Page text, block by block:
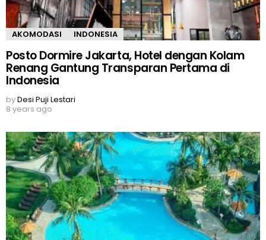
AKOMODASI INDONESIA
Posto Dormire Jakarta, Hotel dengan Kolam
Renang Gantung Transparan Pertama di
Indonesia
byDesi Puji Lestari
8 years ago